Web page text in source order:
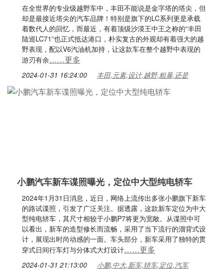
在全世界的专业级越野车中，丰田不能说是金字塔的塔尖，但
却是最接近塔尖的汽车品牌！特别是旗下的LC系列更是承载
着数代人的回忆，而最近，有着顶级沙漠王中王之称的“丰田
陆巡LC71”也正式抵达港口，朴实复古的外观却有着强大的越
野表现，配以V6汽油机加持，让这款车在整个越野中表现的
游刃有余……更多
2024-01-31 16:24:00 丰田,元素,设计,越野,粗暴,还是
小鹏汽车新车谍照曝光，定位中大型纯电轿车
2024年1月31日消息，近日，网络上流传出多张小鹏旗下新车
的路试谍照，引发了广泛关注。据透露，这款新车定位为中大
型纯电轿车，其尺寸相较于小鹏P7将更为宽敞。从谍照中可
以看出，新车的造型修长而流畅，采用了当下流行的溜背式设
计，展现出时尚动感的一面。车头部分，新车采用了独特的贯
穿式日间行车灯与分体式大灯设计……更多
2024-01-31 21:13:00 小鹏,中大,新车,轿车,定位,汽车